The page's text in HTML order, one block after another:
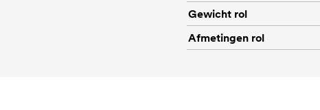
Gewicht rol
Afmetingen rol